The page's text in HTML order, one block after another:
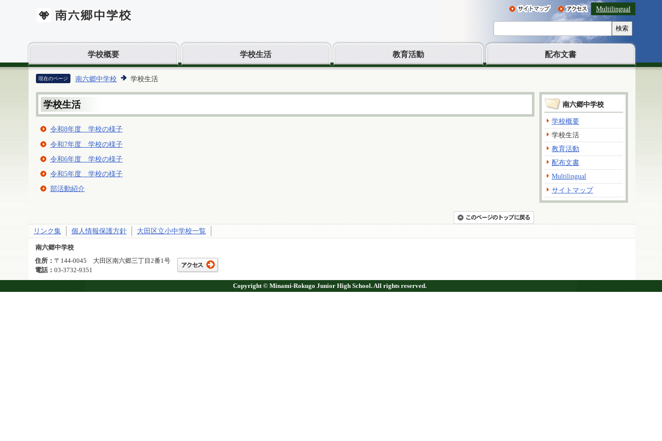
Multilingual
検索
学校概要 学校生活 教育活動 配布文書
現在のページ 南六郷中学校 学校生活
学校生活
令和8年度 学校の様子
令和7年度 学校の様子
令和6年度 学校の様子
令和5年度 学校の様子
部活動紹介
南六郷中学校
学校概要
学校生活
教育活動
配布文書
Multilingual
サイトマップ
リンク集 個人情報保護方針 大田区立小中学校一覧
南六郷中学校
住所： 〒144-0045 大田区南六郷三丁目2番1号
電話： 03-3732-9351
Copyright © Minami-Rokugo Junior High School. All rights reserved.